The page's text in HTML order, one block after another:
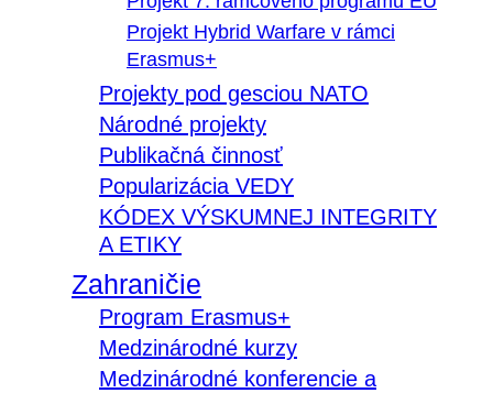
Projekt Hybrid Warfare v rámci
Erasmus+
Projekty pod gesciou NATO
Národné projekty
Publikačná činnosť
Popularizácia VEDY
KÓDEX VÝSKUMNEJ INTEGRITY
A ETIKY
Zahraničie
Program Erasmus+
Medzinárodné kurzy
Medzinárodné konferencie a